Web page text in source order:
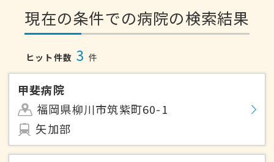
現在の条件での病院の検索結果
ヒット件数 3 件
甲斐病院
福岡県柳川市筑紫町60-1
矢加部